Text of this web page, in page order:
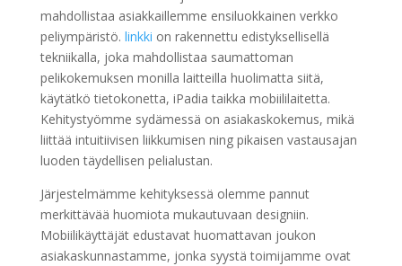
mahdollistaa asiakkaillemme ensiluokkainen verkko
peliympäristö. linkki on rakennettu edistyksellisellä
tekniikalla, joka mahdollistaa saumattoman
pelikokemuksen monilla laitteilla huolimatta siitä,
käytätkö tietokonetta, iPadia taikka mobiililaitetta.
Kehitystyömme sydämessä on asiakaskokemus, mikä
liittää intuitiivisen liikkumisen ning pikaisеn vastausajan
luoden täydellisen pelialustan.
Järjestelmämme kehityksessä olemme pannut
merkittävää huomiota mukautuvaan designiin.
Mobiilikäyttäjät edustavat huomattavan joukon
asiakaskunnastamme, jonka syystä toimijamme ovat